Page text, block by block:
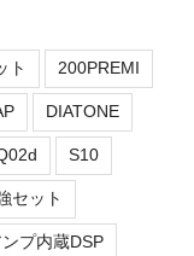
ト 200PREMI
DIATONE
S10
セット
ンプ内蔵DSP